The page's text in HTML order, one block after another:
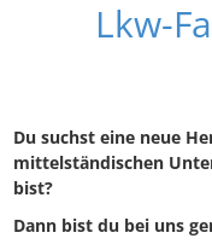
Lkw-
Du suchst eine neue
mittelständischen
bist?
Dann bist du bei uns